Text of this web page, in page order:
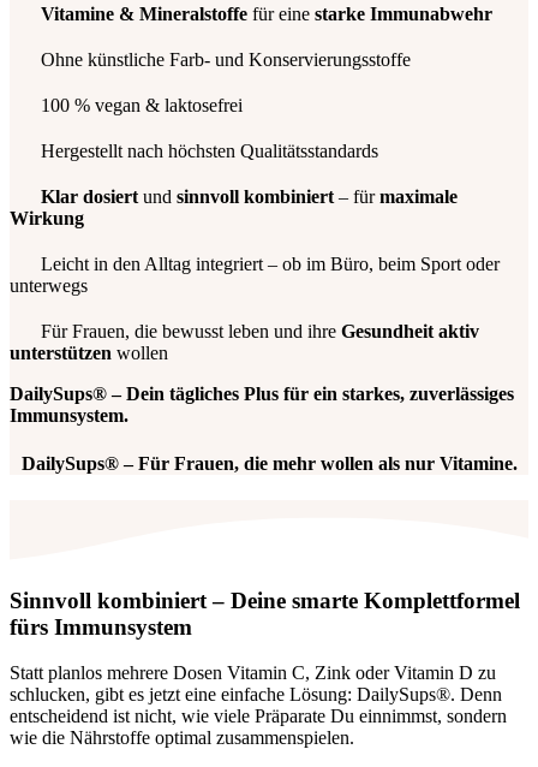
Vitamine & Mineralstoffe für eine starke Immunabwehr
Ohne künstliche Farb- und Konservierungsstoffe
100 % vegan & laktosefrei
Hergestellt nach höchsten Qualitätsstandards
Klar dosiertund sinnvoll kombiniert– fürmaximale
Wirkung
Leicht in den Alltag integriert – ob im Büro, beim Sport oder
unterwegs
Für Frauen, die bewusst leben und ihre Gesundheit aktiv
unterstützen wollen
DailySups® – Dein tägliches Plus für ein starkes, zuverlässiges
Immunsystem.
DailySups® – Für Frauen, die mehr wollen als nur Vitamine.
Sinnvoll kombiniert – Deine smarte Komplettformel
fürs Immunsystem
Statt planlos mehrere Dosen Vitamin C, Zink oder Vitamin D zu
schlucken, gibt es jetzt eine einfache Lösung: DailySups®. Denn
entscheidend ist nicht, wie viele Präparate Du einnimmst, sondern
wie die Nährstoffe optimal zusammenspielen.